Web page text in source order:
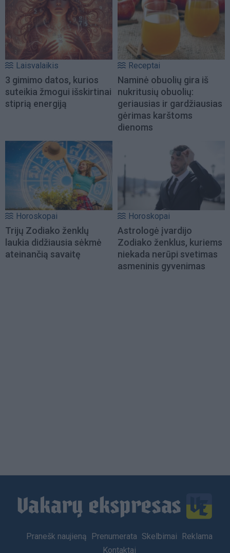
Laisvalaikis
3 gimimo datos, kurios
suteikia žmogui išskirtinai
stiprią energiją
Receptai
Naminė obuolių gira iš
nukritusių obuolių:
geriausias ir gardžiausias
gėrimas karštoms
dienoms
Horoskopai
Trijų Zodiako ženklų
laukia didžiausia sėkmė
ateinančią savaitę
Horoskopai
Astrologė įvardijo
Zodiako ženklus, kuriems
niekada nerūpi svetimas
asmeninis gyvenimas
Footer
Pranešk naujieną Prenumerata Skelbimai
Reklama
Kontaktai